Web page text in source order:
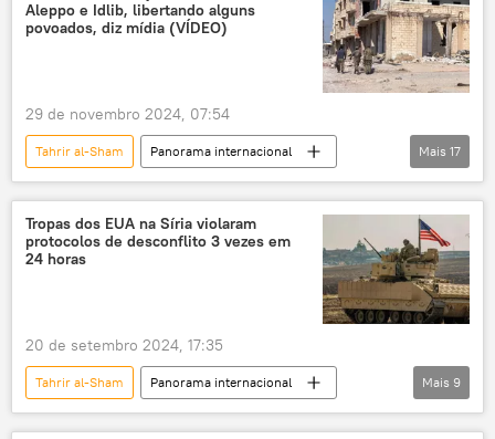
Estados Unidos
Ministério da Defesa (Rússia)
financiamento do terrorismo
terroristas islâmicos
grupos terroristas
terrorismo
ataque terrorista
terroristas
terrorismo
ato terrorista
Aleppo e Idlib, libertando alguns
povoados, diz mídia (VÍDEO)
29 de novembro 2024, 07:54
Tahrir al-Sham
Panorama internacional
Mundo
Idlib Aleppo
Síria
Frente Fatah al-Sham
Forças Armadas
atentado terrorista
grupos terroristas
terrorismo
ataque terrorista
terroristas
terrorismo
terror
ato terrorista
Oriente Médio
Mais 17
Tropas dos EUA na Síria violaram
protocolos de desconflito 3 vezes em
24 horas
20 de setembro 2024, 17:35
Tahrir al-Sham
Panorama internacional
Oriente Médio e África
Síria
Mais 9